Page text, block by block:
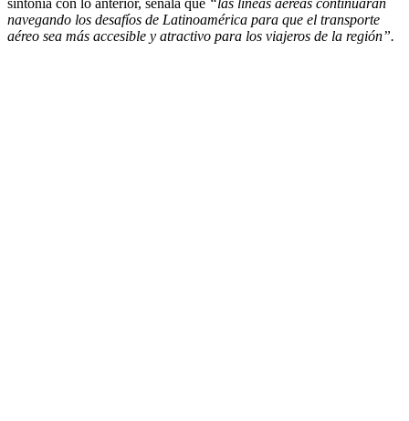
navegando los desafíos de Latinoamérica para que el transporte
aéreo sea más accesible y atractivo para los viajeros de la región”.